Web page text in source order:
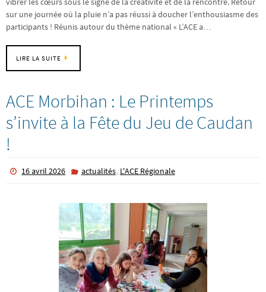
sur une journée où la pluie n’a pas réussi à doucher l’enthousiasme des
participants ! Réunis autour du thème national « L’ACE a…
LIRE LA SUITE
ACE Morbihan : Le Printemps
s’invite à la Fête du Jeu de Caudan
!
16 avril 2026 actualités, L'ACE Régionale